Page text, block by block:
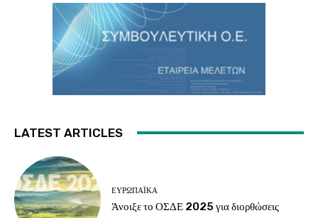
LATEST ARTICLES
ΕΥΡΩΠΑΪΚΆ
Άνοιξε το ΟΣΔΕ 2025 για διορθώσεις